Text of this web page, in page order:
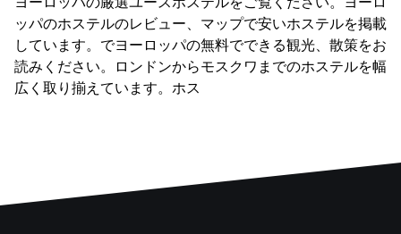
ッパのホステルのレビュー、マップで安いホステルを掲載
しています。でヨーロッパの無料でできる観光、散策をお
読みください。ロンドンからモスクワまでのホステルを幅
広く取り揃えています。ホス